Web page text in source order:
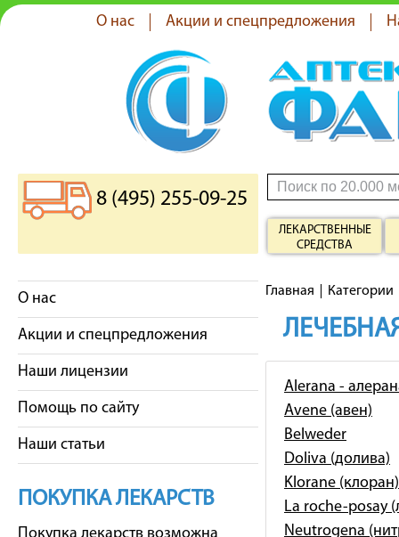
О нас Акции и спецпредложения
8 (495) 255-09-25
ЛЕКАРСТВЕННЫЕ
СРЕДСТВА
О нас
Акции и спецпредложения
Наши лицензии
Помощь по сайту
Наши статьи
ПОКУПКА ЛЕКАРСТВ
Главная Категории
Alerana -
Avene (авен)
Belweder
Doliva (долива)
Klorane (клоран)
La roche-posay
Neutrogena